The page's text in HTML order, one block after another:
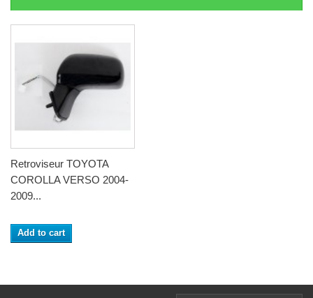
Retroviseur TOYOTA
COROLLA VERSO 2004-
2009...
Add to cart